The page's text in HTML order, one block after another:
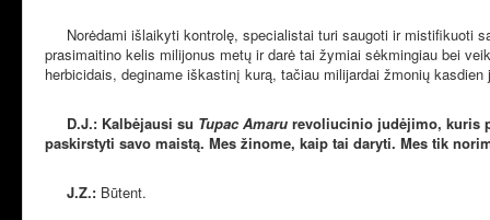
Norėdami išlaikyti kontrolę, specialistai turi saugoti ir mistifikuoti
prasimaitino kelis milijonus metų ir darė tai žymiai sėkmingiau bei
herbicidais, deginame iškastinį kurą, tačiau milijardai žmonių
D.J.: Kalbėjausi su Tupac Amaru revoliucinio judėjimo, kuris
paskirstyti savo maistą. Mes žinome, kaip tai daryti. Mes tik
J.Z.: Būtent.